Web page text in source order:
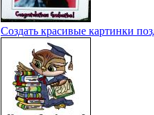
Создать красивые картинки